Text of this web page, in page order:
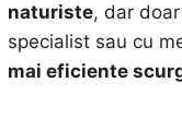
naturiste, dar
specialist sau cu
mai eficiente